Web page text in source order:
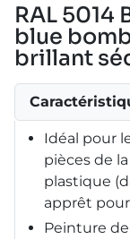
RAL 5014
blue
brillant
Idéal pour
pièces de
plastique
apprêt
Peinture